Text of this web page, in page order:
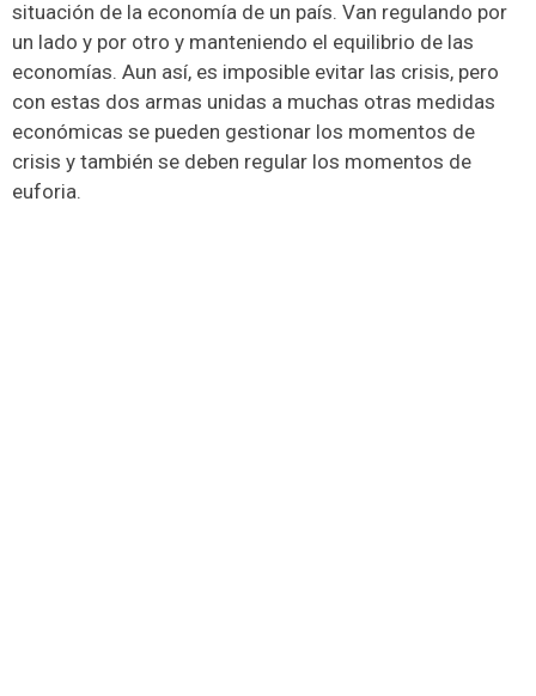
situación de la economía de un país. Van regulando por
un lado y por otro y manteniendo el equilibrio de las
economías. Aun así, es imposible evitar las crisis, pero
con estas dos armas unidas a muchas otras medidas
económicas se pueden gestionar los momentos de
crisis y también se deben regular los momentos de
euforia.